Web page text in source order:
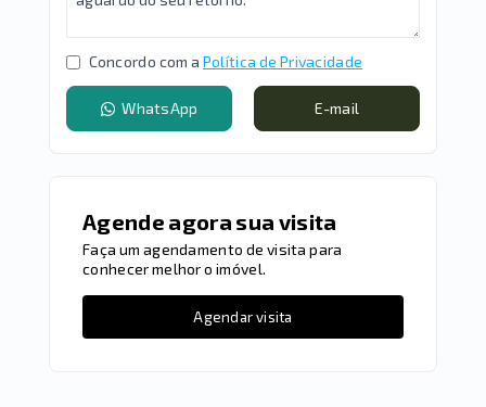
Concordo com a Política de Privacidade
WhatsApp E-mail
Agende agora sua visita
Faça um agendamento de visita para
conhecer melhor o imóvel.
Agendar visita